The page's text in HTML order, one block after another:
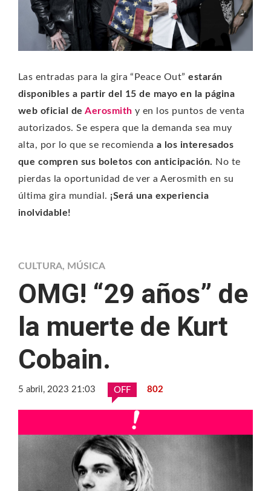
Las entradas para la gira “Peace Out”estarán
disponibles a partir del 15 de mayo en la página
web oficial de Aerosmith y en los puntos de venta
autorizados. Se espera que la demanda sea muy
alta, por lo que se recomienda a los interesados
que compren sus boletos con anticipación. No te
pierdas la oportunidad de ver a Aerosmith en su
última gira mundial. ¡Será una experiencia
inolvidable!
CULTURA, MÚSICA
OMG! “29 años” de
la muerte de Kurt
Cobain.
5 abril, 2023 21:03 OFF 802